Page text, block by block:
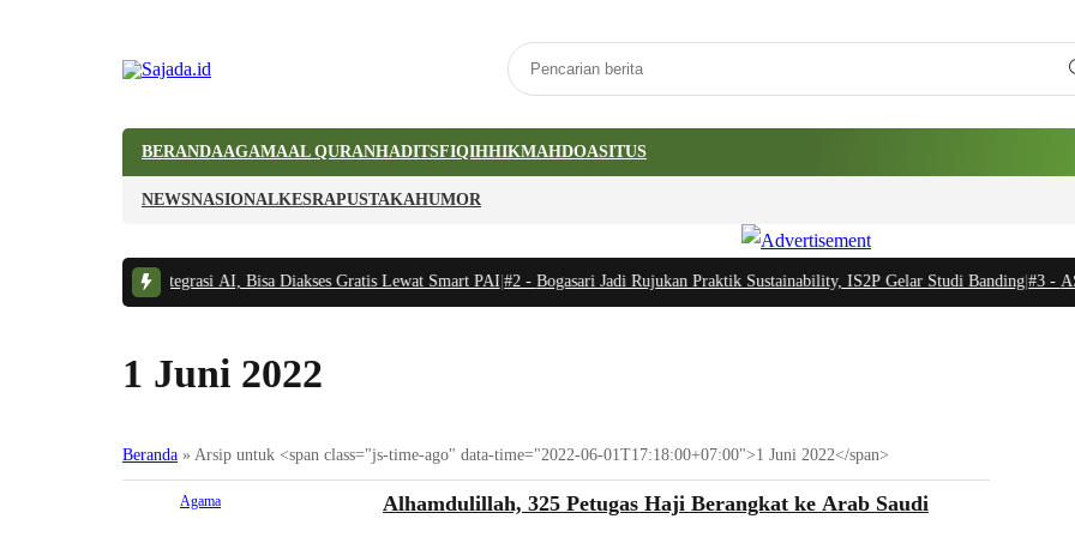
BERANDAAGAMAAL QURANHADITSFIQIHHIKMAHDOASITUS
NEWSNASIONALKESRAPUSTAKAHUMOR
Digital PAI Terintegrasi AI, Bisa Diakses Gratis Lewat Smart PAI|#2 -Bogasari Jadi Rujukan Praktik Sustainability, IS2P Gelar Studi Banding|#3 -
1 Juni 2022
Beranda » Arsip untuk <span class="js-time-ago" data-time="2022-06-01T17:18:00+07:00">1 Juni 2022</span>
Agama Alhamdulillah, 325 Petugas Haji Berangkat ke Arab Saudi